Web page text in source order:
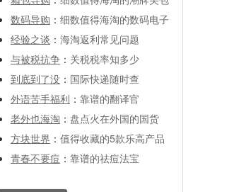
数码导购 ： 细数值得海淘的数码电子
经验之谈 ： 海淘返利常见问题
与被税抗争 ： 关税税率知多少
到底到了没 ： 国际快递随时查
外语苦手福利 ： 靠谱的翻译官
老外也海淘 ： 盘点火在外国的国货
方块世界 ： 值得收藏的5款乐高产品
青春不要痘 ： 靠谱的祛痘法宝